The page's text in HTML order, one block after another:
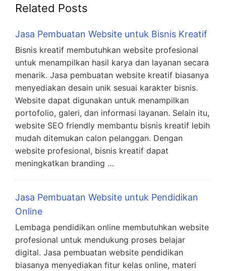
Related Posts
Jasa Pembuatan Website untuk Bisnis Kreatif
Bisnis kreatif membutuhkan website profesional
untuk menampilkan hasil karya dan layanan secara
menarik. Jasa pembuatan website kreatif biasanya
menyediakan desain unik sesuai karakter bisnis.
Website dapat digunakan untuk menampilkan
portofolio, galeri, dan informasi layanan. Selain itu,
website SEO friendly membantu bisnis kreatif lebih
mudah ditemukan calon pelanggan. Dengan
website profesional, bisnis kreatif dapat
meningkatkan branding …
Jasa Pembuatan Website untuk Pendidikan
Online
Lembaga pendidikan online membutuhkan website
profesional untuk mendukung proses belajar
digital. Jasa pembuatan website pendidikan
biasanya menyediakan fitur kelas online, materi